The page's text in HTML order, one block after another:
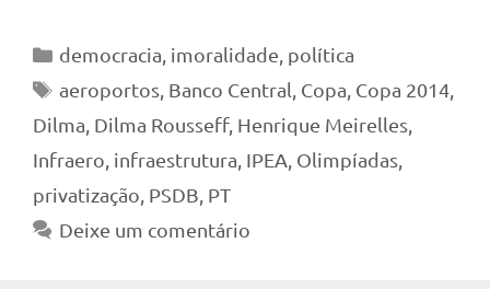
Categorias
democracia imoralidade política
Tags
aeroportos, Banco Central Copa Copa 2014,
Dilma Dilma Rousseff, Henrique Meirelles
Infraero infraestrutura IPEA Olimpíadas
privatização PSDB PT
Deixe um comentário